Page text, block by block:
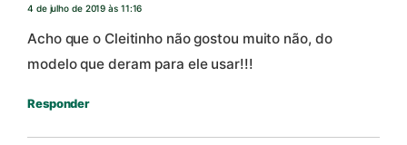
4 de julho de 2019 às 11:16
Acho que o Cleitinho não gostou muito não, do
modelo que deram para ele usar!!!
Responder